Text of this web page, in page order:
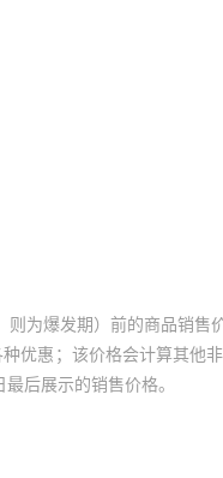
为爆发期）前的商品销售
优惠；该价格会计算其他
后展示的销售价格。